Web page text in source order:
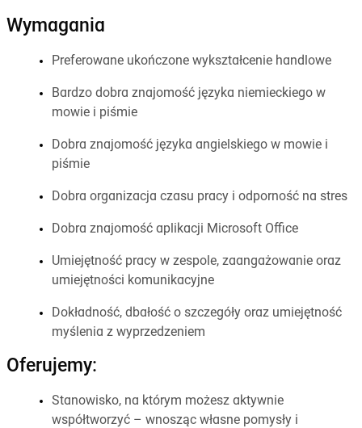
Wymagania
Preferowane ukończone wykształcenie handlowe
Bardzo dobra znajomość języka niemieckiego w
mowie i piśmie
Dobra znajomość języka angielskiego w mowie i
piśmie
Dobra organizacja czasu pracy i odporność na stres
Dobra znajomość aplikacji Microsoft Office
Umiejętność pracy w zespole, zaangażowanie oraz
umiejętności komunikacyjne
Dokładność, dbałość o szczegóły oraz umiejętność
myślenia z wyprzedzeniem
Oferujemy:
Stanowisko, na którym możesz aktywnie
współtworzyć – wnosząc własne pomysły i